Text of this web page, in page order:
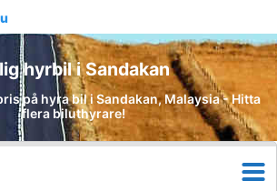
hyrbil i Sandakan
på hyra bil i Sandakan, Malaysia - Hitta
flera biluthyrare!